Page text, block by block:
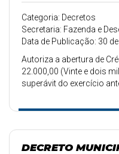
Categoria: Decretos
Secretaria: Fazenda e
Data de Publicação: 30
Autoriza a abertura de
22.000,00 (Vinte e dois
superávit do exercício
DECRETO